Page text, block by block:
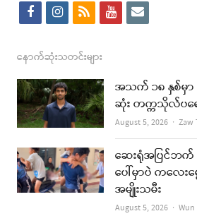
f
c
e
b
o
o
k
i
s
t
a
g
r
a
m
r
s
y
t
u
b
e
i
l
နောက်ဆုံးသတင်းများ
အသက် ၁၈ နှစ်မှ
ဆုံး တက္ကသိုလ်ပရ
August 5, 2026 Zaw
ဆေးရုံအပြင်ဘ
ပေါ်မှာပဲ ကလေး
အမျိုးသမီး
August 5, 2026 Wun